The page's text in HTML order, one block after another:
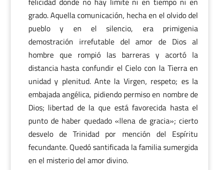
grado. Aquella comunicación, hecha en el olvido del
pueblo y en el silencio, era primigenia
demostración irrefutable del amor de Dios al
hombre que rompió las barreras y acortó la
distancia hasta confundir el Cielo con la Tierra en
unidad y plenitud. Ante la Virgen, respeto; es la
embajada angélica, pidiendo permiso en nombre de
Dios; libertad de la que está favorecida hasta el
punto de haber quedado «llena de gracia»; cierto
desvelo de Trinidad por mención del Espíritu
fecundante. Quedó santificada la familia sumergida
en el misterio del amor divino.